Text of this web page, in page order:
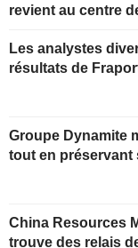
revient au centre
Les analystes
résultats de
Groupe Dynamite
tout en préservant
China Resources
trouve des relais